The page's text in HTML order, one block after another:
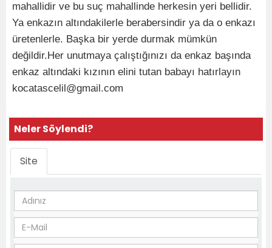
mahallidir ve bu suç mahallinde herkesin yeri bellidir.
Ya enkazın altındakilerle berabersindir ya da o enkazı
üretenlerle. Başka bir yerde durmak mümkün
değildir.Her unutmaya çalıştığınızı da enkaz başında
enkaz altındaki kızının elini tutan babayı hatırlayın
kocatascelil@gmail.com
Neler Söylendi?
Site